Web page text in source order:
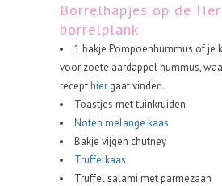
Borrelhapjes op de
borrelplank
1 bakje Pompoenhummus of je
voor zoete aardappel hummus,
recepthier gaat vinden.
Toastjes met tuinkruiden
Noten melange kaas
Bakje vijgen chutney
Truffelkaas
Truffel salami met parmezaan